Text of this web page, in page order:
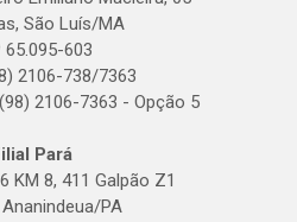
São Luís/MA
65.095-603
2106-738/7363
2106-7363 - Opção 5
Pará
KM 8, 411 Galpão Z1
PA